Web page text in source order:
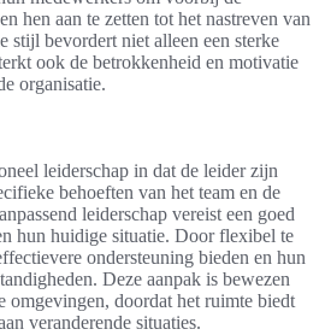
hen aan te zetten tot het nastreven van
stijl bevordert niet alleen een sterke
ook de betrokkenheid en motivatie
organisatie.
leiderschap in dat de leider zijn
behoeften van het team en de
leiderschap vereist een goed
hun huidige situatie. Door flexibel te
ondersteuning bieden en hun
Deze aanpak is bewezen
omgevingen, doordat het ruimte biedt
veranderende situaties.